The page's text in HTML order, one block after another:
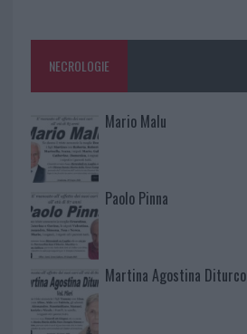
NECROLOGIE
Mario Malu
Paolo Pinna
Martina Agostina Diturco